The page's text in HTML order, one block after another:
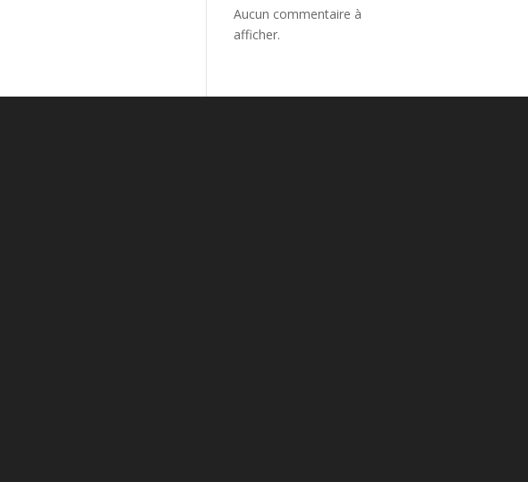
Aucun commentaire à
afficher.